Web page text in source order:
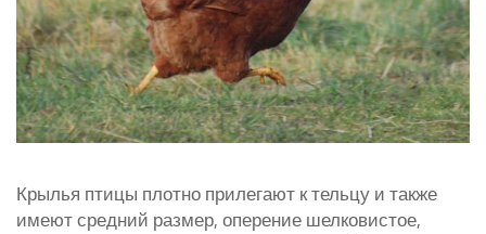
Крылья птицы плотно прилегают к тельцу и также
имеют средний размер, оперение шелковистое,